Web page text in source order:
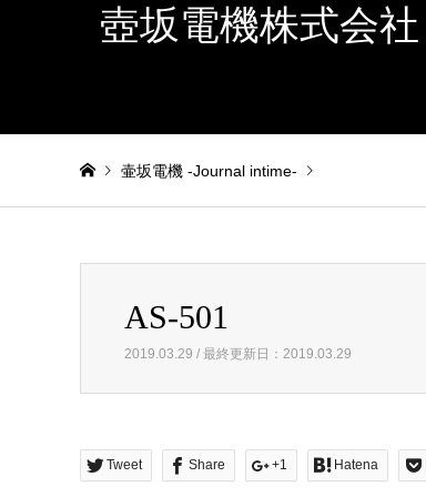
壺坂電機株式会社
壷坂電機 -Journal intime-
AS-501AS-501
2019.03.29 / 最終更新日：2019.03.29
Tweet Share +1 Hatena